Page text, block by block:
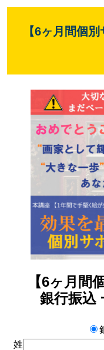
【6ヶ月間個
【6ヶ月間
銀行振込
姓